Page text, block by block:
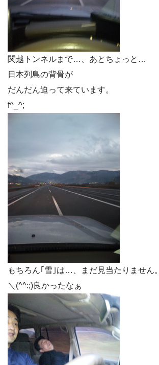
関越トンネルまで…、あとちょっと…
日本列島の背骨が
だんだん迫って来ています。
f^_^;
もちろん｢雪｣は…、まだ見当たりません。
＼(^^:;)良かったなぁ